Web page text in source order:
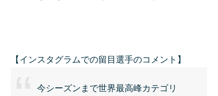
【インスタグラムでの留目選手のコメント】
今シーズンまで世界最高峰カテゴリ